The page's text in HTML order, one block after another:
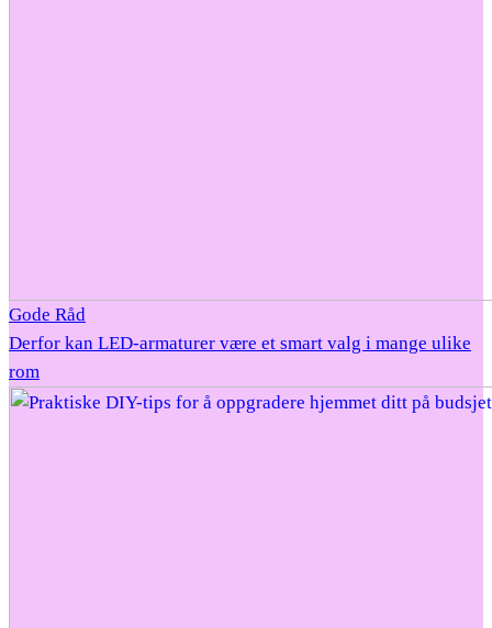
Gode Råd
Derfor kan LED-armaturer være et smart valg i mange ulike
rom